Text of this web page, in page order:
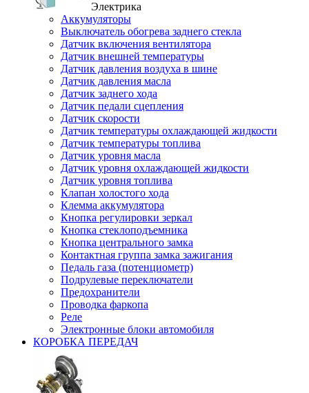
Электрика
Аккумуляторы
Выключатель обогрева заднего стекла
Датчик включения вентилятора
Датчик внешней температуры
Датчик давления воздуха в шине
Датчик давления масла
Датчик заднего хода
Датчик педали сцепления
Датчик скорости
Датчик температуры охлаждающей жидкости
Датчик температуры топлива
Датчик уровня масла
Датчик уровня охлаждающей жидкости
Датчик уровня топлива
Клапан холостого хода
Клемма аккумулятора
Кнопка регулировки зеркал
Кнопка стеклоподъемника
Кнопка центрального замка
Контактная группа замка зажигания
Педаль газа (потенциометр)
Подрулевые переключатели
Предохранители
Проводка фаркопа
Реле
Электронные блоки автомобиля
КОРОБКА ПЕРЕДАЧ